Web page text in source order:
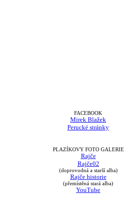
FACEBOOK
Mirek Blažek
Perucké stránky
PLAZÍKOVY FOTO GALERIE
Rajče
Rajče02
(doprovodná a starší alba)
Rajče historie
(přemístěná stará alba)
YouTube